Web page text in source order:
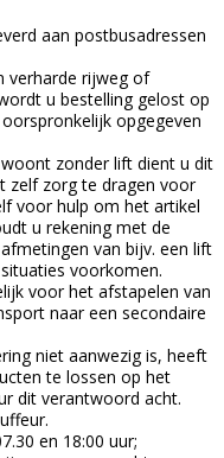
aan postbusadressen
verharde rijweg of
u bestelling gelost op
opgegeven
zonder lift dient u dit
zelf zorg te dragen voor
voor hulp om het artikel
u rekening met de
van bijv. een lift
voorkomen.
voor het afstapelen van
naar een secondaire
niet aanwezig is, heeft
te lossen op het
dit verantwoord acht.
en 18:00 uur;